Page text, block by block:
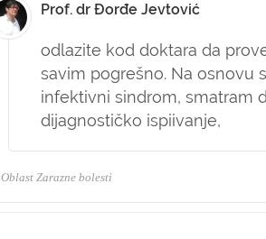
Prof. dr Đorđe Jevtović
odlazite kod doktara da
savim pogrešno. Na osnovu
infektivni sindrom, smatram
dijagnostičko ispiivanje,
Oblast Zarazne bolesti